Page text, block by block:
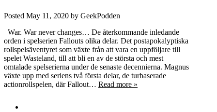
Posted May 11, 2020 by GeekPodden
War. War never changes… De återkommande inledande
orden i spelserien Fallouts olika delar. Det postapokalyptiska
rollspelsäventyret som växte från att vara en uppföljare till
spelet Wasteland, till att bli en av de största och mest
omtalade spelserierna under de senaste decennierna. Magnus
växte upp med seriens två första delar, de turbaserade
actionrollspelen, där Fallout… Read more »